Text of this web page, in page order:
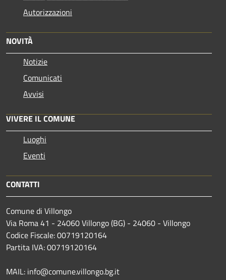
Autorizzazioni
NOVITÀ
Notizie
Comunicati
Avvisi
VIVERE IL COMUNE
Luoghi
Eventi
CONTATTI
Comune di Villongo
Via Roma 41 - 24060 Villongo (BG) - 24060 - Villongo
Codice Fiscale: 00719120164
Partita IVA: 00719120164
MAIL: info@comune.villongo.bg.it